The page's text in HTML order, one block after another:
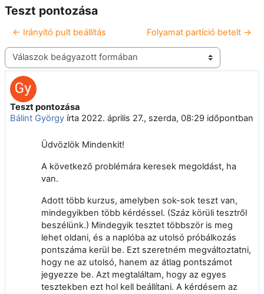
Teszt pontozása
← Irányító pult beállítás Folyamat partíció betelt →
Megjelenítési mód
Teszt pontozása
Bálint György írta 2022. április 27., szerda, 08:29 időpontban
Válaszok szám: 2
Üdvözlök Mindenkit!
A következő problémára keresek megoldást, ha
van.
Adott több kurzus, amelyben sok-sok teszt van,
mindegyikben több kérdéssel. (Száz körüli tesztről
beszélünk.) Mindegyik tesztet többször is meg
lehet oldani, és a naplóba az utolsó próbálkozás
pontszáma kerül be. Ezt szeretném megváltoztatni,
hogy ne az utolsó, hanem az átlag pontszámot
jegyezze be. Azt megtaláltam, hogy az egyes
tesztekben ezt hol kell beállítani. A kérdésem az